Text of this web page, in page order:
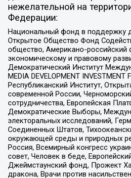
нежелательной на
Федерации:
Национальный фонд в поддержку
Открытое Общество Фонд
общество, Американо-российский
экономическому и правовому
Демократический Институт
MEDIA DEVELOPMENT
Республиканский Институт,
современной России,
сотрудничества, Европейская
Демократические Выборы,
электоральных исследований,
Соединенных Штатов,
окружающей среды и природных
Россия, Всемирный конгресс
совет, Человек в беде,
Джеймстаунский фонд, Прожект
дракона, Врачи против